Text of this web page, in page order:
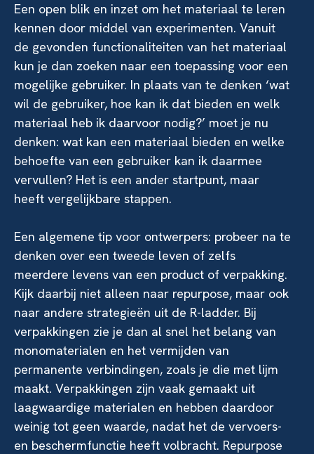
Een open blik en inzet om het materiaal te leren
kennen door middel van experimenten. Vanuit
de gevonden functionaliteiten van het materiaal
kun je dan zoeken naar een toepassing voor een
mogelijke gebruiker. In plaats van te denken ‘wat
wil de gebruiker, hoe kan ik dat bieden en welk
materiaal heb ik daarvoor nodig?’ moet je nu
denken: wat kan een materiaal bieden en welke
behoefte van een gebruiker kan ik daarmee
vervullen? Het is een ander startpunt, maar
heeft vergelijkbare stappen.
Een algemene tip voor ontwerpers: probeer na te
denken over een tweede leven of zelfs
meerdere levens van een product of verpakking.
Kijk daarbij niet alleen naar repurpose, maar ook
naar andere strategieën uit de R-ladder. Bij
verpakkingen zie je dan al snel het belang van
monomaterialen en het vermijden van
permanente verbindingen, zoals je die met lijm
maakt. Verpakkingen zijn vaak gemaakt uit
laagwaardige materialen en hebben daardoor
weinig tot geen waarde, nadat het de vervoers-
en beschermfunctie heeft volbracht. Repurpose